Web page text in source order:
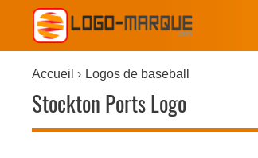
Accueil Logos de baseball
Stockton Ports Logo